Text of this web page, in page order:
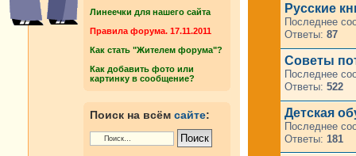
Линеечки для нашего сайта
Правила форума. 17.11.2011
Как стать "Жителем форума"?
Как добавить фото или
картинку в сообщение?
Поиск на всём сайте:
Русские
Последнее
Ответы: 87
Советы
Последнее
Ответы: 522
Детская
Последнее
Ответы: 181